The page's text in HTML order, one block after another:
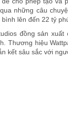
những câu
lên đến 22 tỷ
đồng sản
Thương hiệu
kết sâu sắc với